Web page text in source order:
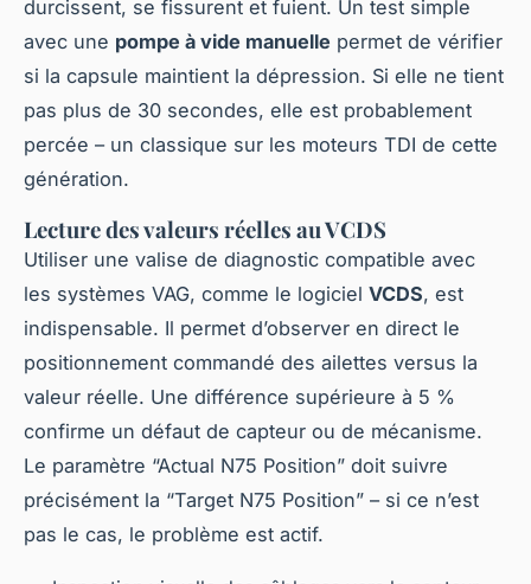
durcissent, se fissurent et fuient. Un test simple
avec une pompe à vide manuelle permet de vérifier
si la capsule maintient la dépression. Si elle ne tient
pas plus de 30 secondes, elle est probablement
percée – un classique sur les moteurs TDI de cette
génération.
Lecture des valeurs réelles au VCDS
Utiliser une valise de diagnostic compatible avec
les systèmes VAG, comme le logiciel VCDS, est
indispensable. Il permet d’observer en direct le
positionnement commandé des ailettes versus la
valeur réelle. Une différence supérieure à 5 %
confirme un défaut de capteur ou de mécanisme.
Le paramètre “Actual N75 Position” doit suivre
précisément la “Target N75 Position” – si ce n’est
pas le cas, le problème est actif.